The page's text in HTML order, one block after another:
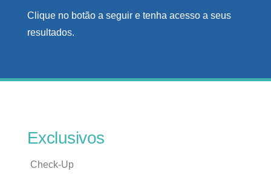
Clique no botão a seguir e tenha acesso a seus
resultados.
Exclusivos
Check-Up